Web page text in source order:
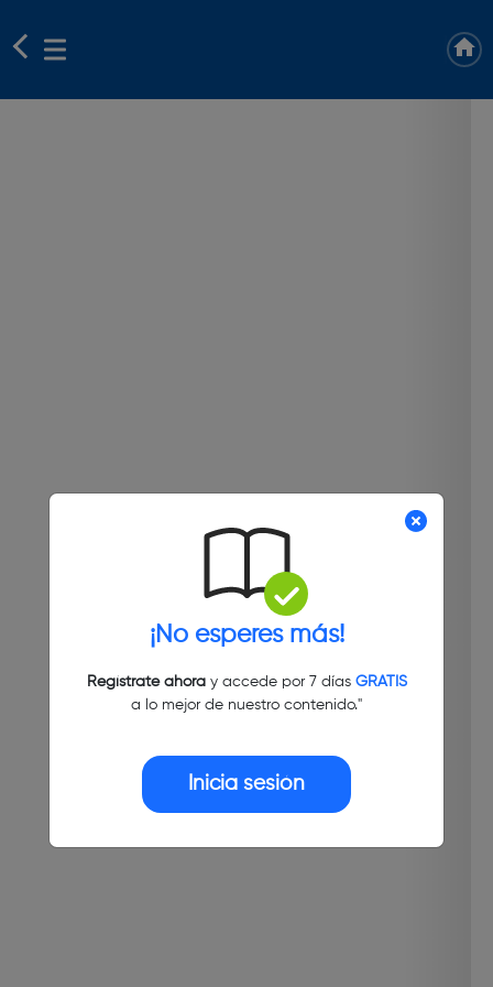
¡No esperes más!
Regístrate ahoray accede por 7 días GRATIS
a lo mejor de nuestro contenido."
Inicia sesión